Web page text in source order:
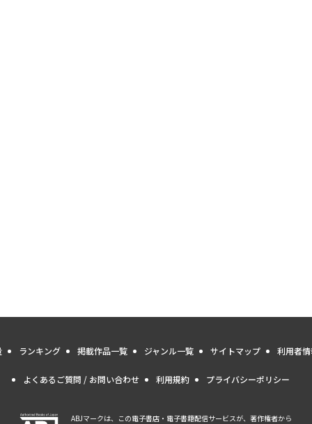
ランキング 掲載作品一覧 ジャンル一覧 サイトマップ 利用者
よくあるご質問 / お問い合わせ 利用規約 プライバシーポリシー
ABJマークは、この電子書店・電子書籍配信サービスが、著作権者から